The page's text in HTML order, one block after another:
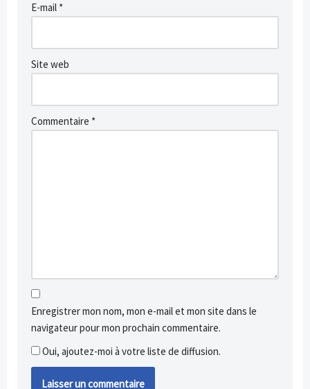
E-mail *
Site web
Commentaire *
Enregistrer mon nom, mon e-mail et mon site dans le
navigateur pour mon prochain commentaire.
Oui, ajoutez-moi à votre liste de diffusion.